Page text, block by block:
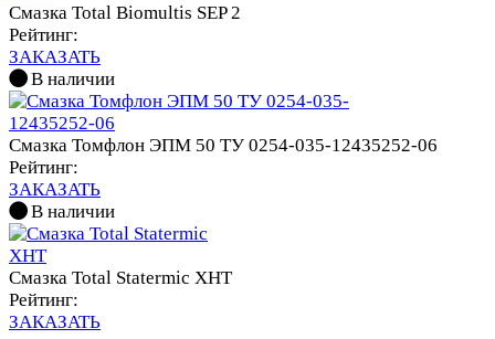
Смазка Total Biomultis SEP 2
Рейтинг:
ЗАКАЗАТЬ
В наличии
Смазка Томфлон ЭПМ 50 ТУ 0254-035-12435252-06
Рейтинг:
ЗАКАЗАТЬ
В наличии
Смазка Total Statermic XHT
Рейтинг:
ЗАКАЗАТЬ